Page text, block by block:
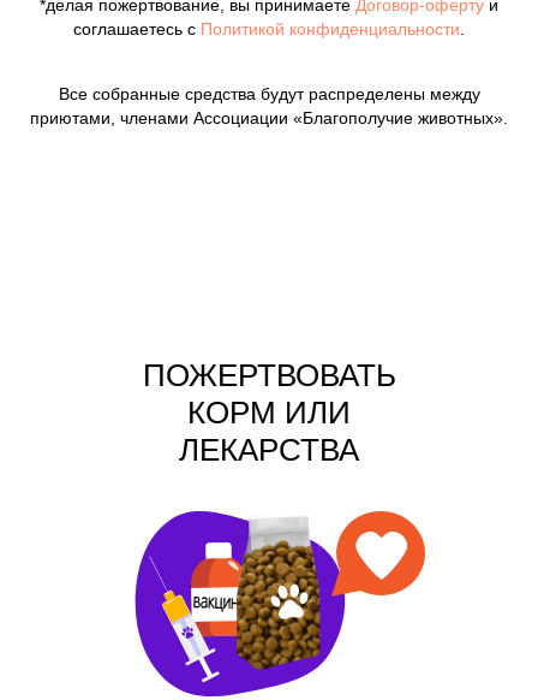
*делая пожертвование, вы принимаете Договор-оферту и
соглашаетесь с Политикой конфиденциальности.
Все собранные средства будут распределены между
приютами, членами Ассоциации «Благополучие животных».
ПОЖЕРТВОВАТЬ
КОРМ ИЛИ
ЛЕКАРСТВА